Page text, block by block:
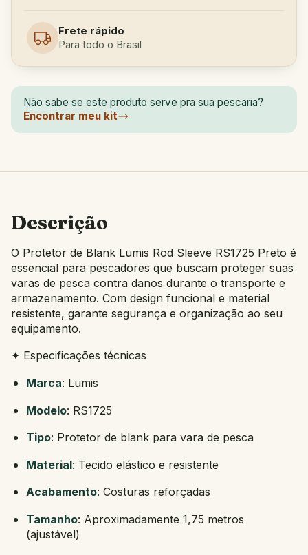
Frete rápido
Para todo o Brasil
Não sabe se este produto serve pra sua pescaria?
Encontrar meu kit
Descrição
O Protetor de Blank Lumis Rod Sleeve RS1725 Preto é
essencial para pescadores que buscam proteger suas
varas de pesca contra danos durante o transporte e
armazenamento. Com design funcional e material
resistente, garante segurança e organização ao seu
equipamento.
✦ Especificações técnicas
Marca: Lumis
Modelo: RS1725
Tipo: Protetor de blank para vara de pesca
Material: Tecido elástico e resistente
Acabamento: Costuras reforçadas
Tamanho: Aproximadamente 1,75 metros
(ajustável)